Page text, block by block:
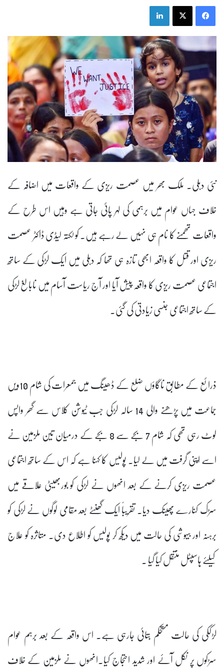
Facebook
X
نئی دہلی۔ ملک بھر میں عصمت ریزی کے واقعات میں اضافہ کے
خلاف جہاں عوام میں برہمی کی لہر پائی جاتی ہے وہیں اس طرح کے
واقعات تھمنے کا نام ہی نہیں لے رہے ہیں۔ کولکتہ لیڈی ڈاکٹر عصمت
ریزی اور قتل کا واقعہ ابھی تازہ ہی تھا کہ دہلی میں ایک لڑکی کے ساتھ
اجتماعی عصمت ریزی کا واقعہ پیش آیا اور آج ریاست آسام میں نابالغ لڑکی
کے ساتھ اجتماعی جنسی زیادتی کی گئی۔
ذرائع کے مطابق ناگاؤں ضلع کے ڈھینگ میں جمعرات کی شام 10ویں
جماعت میں پڑھنے والی 14 سالہ لڑکی جب ٹیوشن کلاس سے گھر واپس
لوٹ رہی تھی کہ شام 7 بجے سے 8 بجے کے درمیان تین ملزمین نے
اسے اپنی گرفت میں لے لیا۔ پولیس کا کہنا ہے کہ اس کے ساتھ اجتماعی
عصمت ریزی کرنے کے بعد انھوں نے لڑکی کو بوربھیٹی علاقے میں
سڑک کنارے پھینک دیا۔ تقریباً ایک گھنٹے بعد مقامی لوگوں نے لڑکی کو
برہنہ اور بیہوشی کی حالت میں دیکھ کر پولیس کو اطلاع دی۔ متاثرہ کو علاج
کیلئے ہاسپٹل منتقل کیا گیا ۔
لڑککی کی حالت مستحکم بتائی جارہی ہے۔ اس واقعہ کے بعد برہم عوام
سڑکوں پر نکل آئے اور شدید احتجاج کیا۔انھوں نے ملزمین کے خلاف